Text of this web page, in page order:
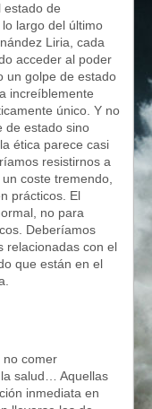
estado de
largo del último
Liria, cada
acceder al poder
un golpe de estado
increíblemente
único. Y no
de estado sino
ética parece casi
resistirnos a
coste tremendo,
prácticos. El
no para
Deberíamos
relacionadas con el
que están en el
no comer
salud… Aquellas
inmediata en